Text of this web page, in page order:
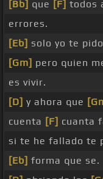
[Bb] que [F] todos
errores.
[Eb] solo yo te
[Gm] pero quien
es vivir.
[D] y ahora que
cuenta [F] cuanta
si te he fallado te
[Eb] forma que se.